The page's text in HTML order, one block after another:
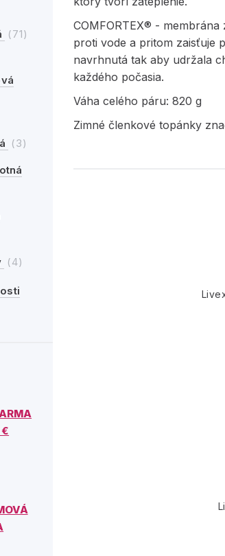
(71)
(3)
(4)
COMFORTEX® -
proti vode a pritom zaisťuje
navrhnutá tak aby udržala
každého počasia.
Váha celého páru: 820 g
Zimné členkové topánky